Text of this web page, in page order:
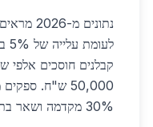
50,000 ש"ח.
30% מקדמה ושאר בתשלומים.